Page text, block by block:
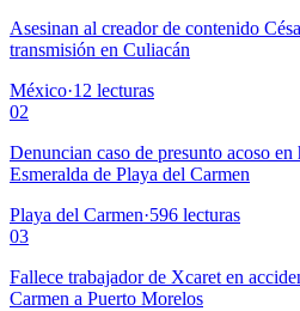
Asesinan al creador de contenido
transmisión en Culiacán
México·12 lecturas
02
Denuncian caso de presunto acoso
Esmeralda de Playa del Carmen
Playa del Carmen·596 lecturas
03
Fallece trabajador de Xcaret en
Carmen a Puerto Morelos